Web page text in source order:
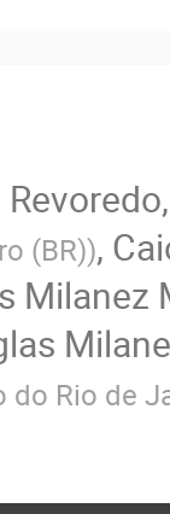
(BR)),
Milanez
Rio de